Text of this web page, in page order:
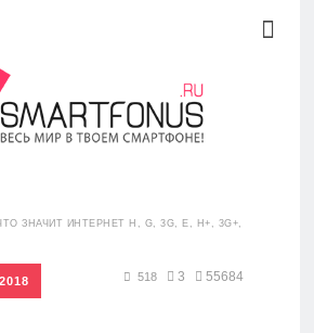
ЗНАЧИТ ИНТЕРНЕТ H, G, 3G, E, H+, 3G+,
518 3 55684